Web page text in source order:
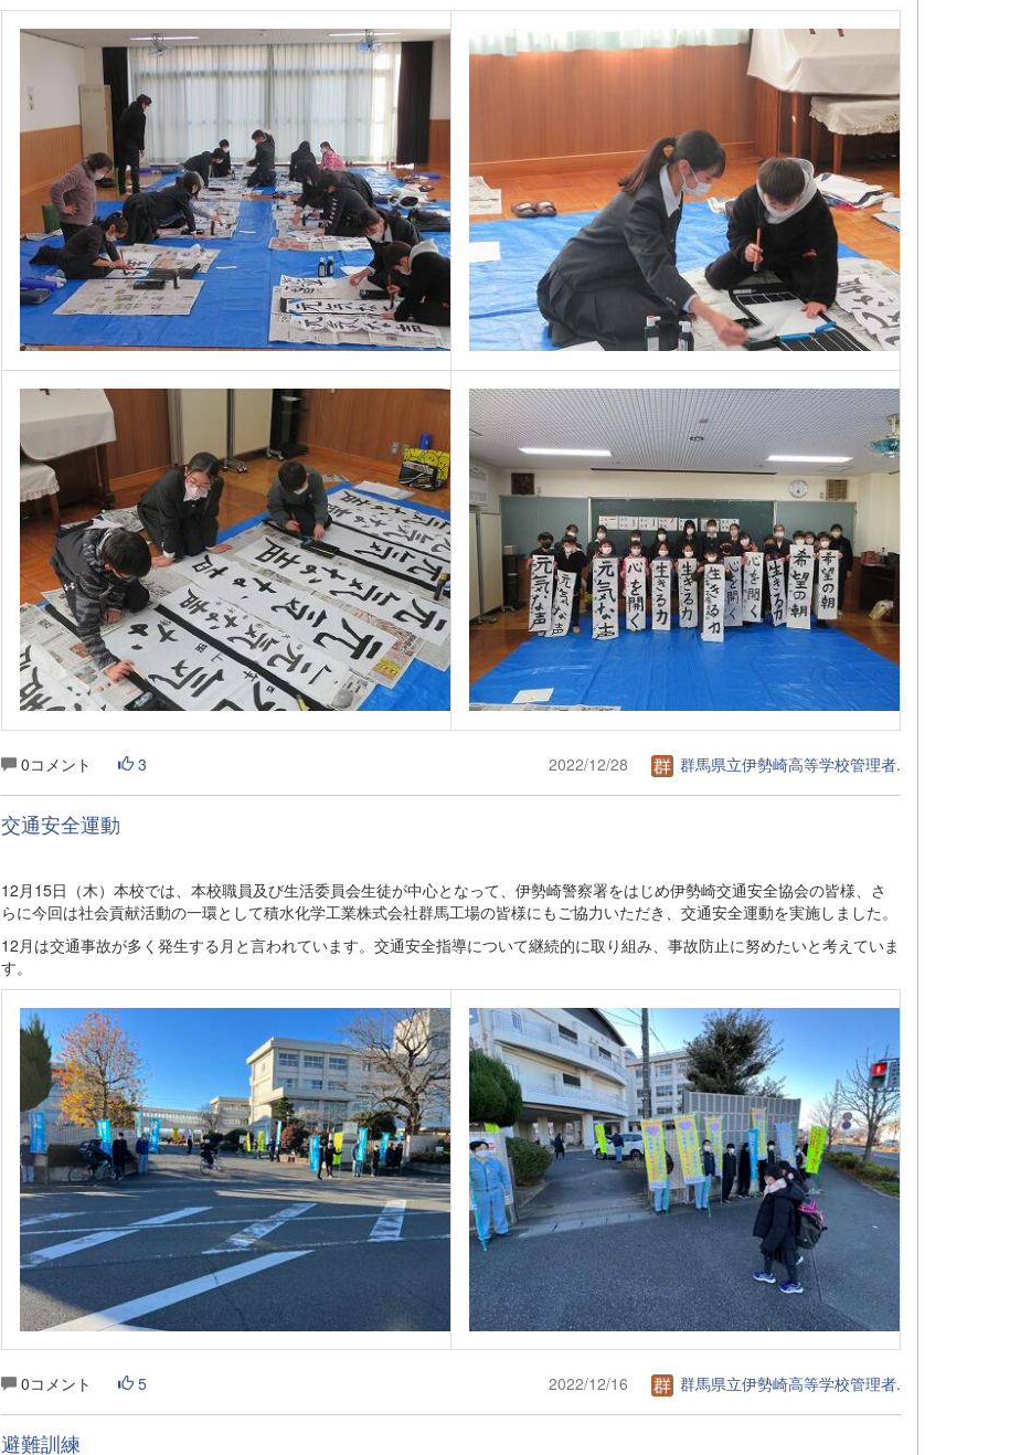
0コメント 3 2022/12/28 群馬県立伊勢崎高等学校管理者.
交通安全運動
12月15日（木）本校では、本校職員及び生活委員会生徒が中心となって、伊勢崎警察署をはじめ伊勢崎交通安全協会の皆様、さ
らに今回は社会貢献活動の一環として積水化学工業株式会社群馬工場の皆様にもご協力いただき、交通安全運動を実施しました。
12月は交通事故が多く発生する月と言われています。交通安全指導について継続的に取り組み、事故防止に努めたいと考えていま
す。
0コメント 5 2022/12/16 群馬県立伊勢崎高等学校管理者.
避難訓練